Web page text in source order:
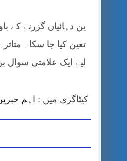
ین دہائیاں گزرنے کے
تعین کیا جا سکا۔
لیے ایک علامتی سوال بن چکا ہے جو ہر
کیٹاگری میں : اہم